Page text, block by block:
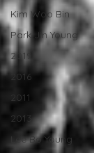
Kim Woo Bin
Park Jin Young
2019
2016
2011
2013
Lee Bo Young